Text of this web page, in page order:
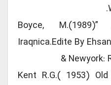
Boyce,
Iraqnica.Edite By
&
Kent R.G.( 1953)